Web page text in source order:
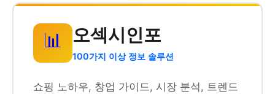
📊 오섹시인포
100가지 이상 정보 솔루션
쇼핑 노하우, 창업 가이드, 시장 분석, 트렌드